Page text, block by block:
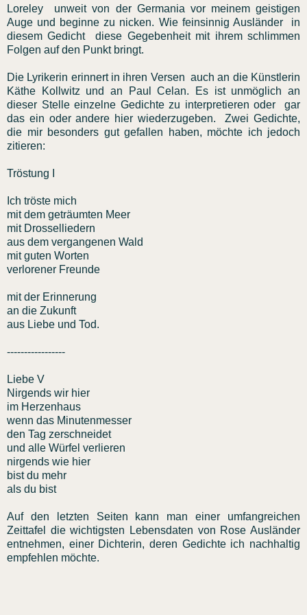
Loreley unweit von der Germania vor meinem geistigen
Auge und beginne zu nicken. Wie feinsinnig Ausländer in
diesem Gedicht diese Gegebenheit mit ihrem schlimmen
Folgen auf den Punkt bringt.
Die Lyrikerin erinnert in ihren Versen auch an die Künstlerin
Käthe Kollwitz und an Paul Celan. Es ist unmöglich an
dieser Stelle einzelne Gedichte zu interpretieren oder gar
das ein oder andere hier wiederzugeben. Zwei Gedichte,
die mir besonders gut gefallen haben, möchte ich jedoch
zitieren:
Tröstung I
Ich tröste mich
mit dem geträumten Meer
mit Drosselliedern
aus dem vergangenen Wald
mit guten Worten
verlorener Freunde
mit der Erinnerung
an die Zukunft
aus Liebe und Tod.
-----------------
Liebe V
Nirgends wir hier
im Herzenhaus
wenn das Minutenmesser
den Tag zerschneidet
und alle Würfel verlieren
nirgends wie hier
bist du mehr
als du bist
Auf den letzten Seiten kann man einer umfangreichen
Zeittafel die wichtigsten Lebensdaten von Rose Ausländer
entnehmen, einer Dichterin, deren Gedichte ich nachhaltig
empfehlen möchte.